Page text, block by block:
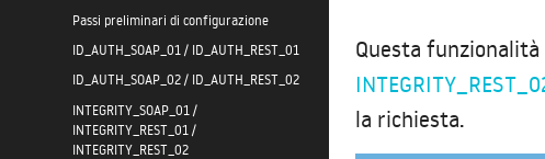
Passi preliminari di configurazione
ID_AUTH_SOAP_01 / ID_AUTH_REST_01
ID_AUTH_SOAP_02 / ID_AUTH_REST_02
INTEGRITY_SOAP_01 /
INTEGRITY_REST_01 /
INTEGRITY_REST_02
Questa
la richiesta.